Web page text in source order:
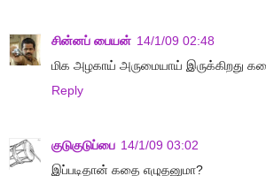
சின்னப் பையன் 14/1/09 02:48
மிக அழகாய் அருமையாய் இருக்கிறது
Reply
குடுகுடுப்பை 14/1/09 03:02
இப்படிதான் கதை எழுதனுமா?